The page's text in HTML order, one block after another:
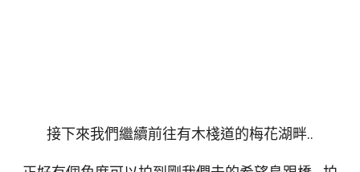
接下來我們繼續前往有木棧道的梅花湖畔..